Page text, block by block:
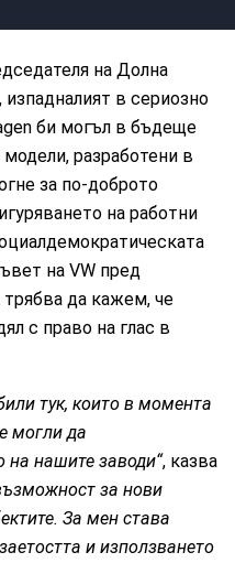
на Долна
в сериозно
би могъл в бъдеще
разработени в
за по-доброто
на работни
на VW пред
да кажем, че
с право на глас в
тук, които в момента
могли да
на нашите заводи“, казва
за нови
За мен става
и използването